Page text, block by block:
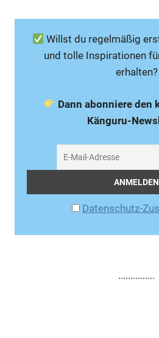
Willst du regelmäßig
und tolle Inspirationen
erhalten?
Dann abonniere den
Känguru-
Datenschutz-
...............